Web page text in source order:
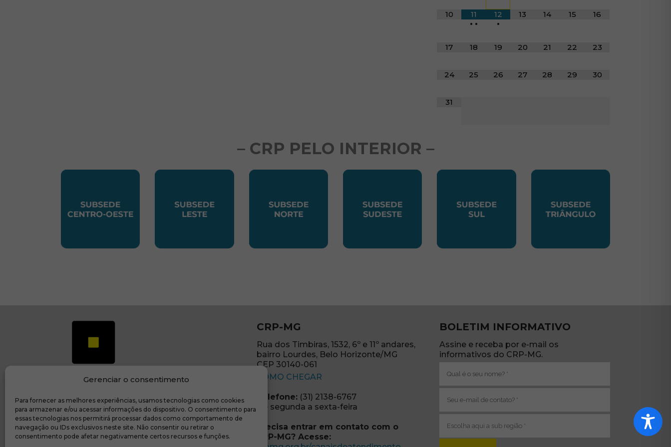
Gerenciar o consentimento
Para fornecer as melhores experiências, usamos tecnologias como cookies
para armazenar e/ou acessar informações do dispositivo. O consentimento para
essas tecnologias nos permitirá processar dados como comportamento de
navegação ou IDs exclusivos neste site. Não consentir ou retirar o
consentimento pode afetar negativamente certos recursos e funções.
10
11
• •
12
•
13 14 15 16
17 18 19 20 21 22 23
24 25 26 27 28 29 30
31
– CRP PELO INTERIOR –
Transparência e prestação de contas(abre em nova janela)
CRP-MG
Rua dos Timbiras, 1532, 6º e 11º andares,
bairro Lourdes, Belo Horizonte/MG
CEP 30140-061
COMO CHEGAR(abre em nova janela)
Telefone:(31) 2138-6767
De segunda a sexta-feira
Precisa entrar em contato com o
CRP-MG? Acesse:
BOLETIM INFORMATIVO
Assine e receba por e-mail os
informativos do CRP-MG.
(obrigatório)
mail
região
(obrigatório)